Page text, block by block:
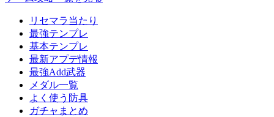
リセマラ当たり
最強テンプレ
基本テンプレ
最新アプデ情報
最強Add武器
メダル一覧
よく使う防具
ガチャまとめ